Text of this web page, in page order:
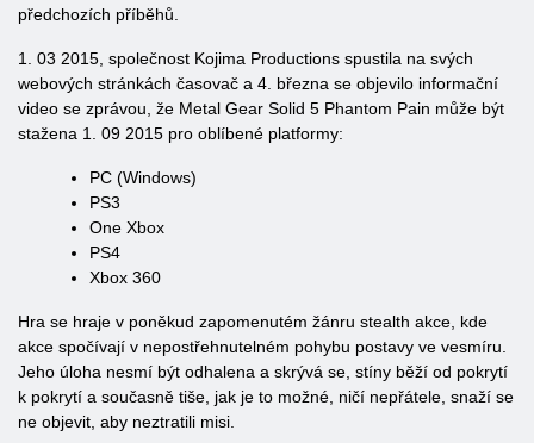
předchozích příběhů.
1. 03 2015, společnost Kojima Productions spustila na svých
webových stránkách časovač a 4. března se objevilo informační
video se zprávou, že Metal Gear Solid 5 Phantom Pain může být
stažena 1. 09 2015 pro oblíbené platformy:
PC (Windows)
PS3
One Xbox
PS4
Xbox 360
Hra se hraje v poněkud zapomenutém žánru stealth akce, kde
akce spočívají v nepostřehnutelném pohybu postavy ve vesmíru.
Jeho úloha nesmí být odhalena a skrývá se, stíny běží od pokrytí
k pokrytí a současně tiše, jak je to možné, ničí nepřátele, snaží se
ne objevit, aby neztratili misi.